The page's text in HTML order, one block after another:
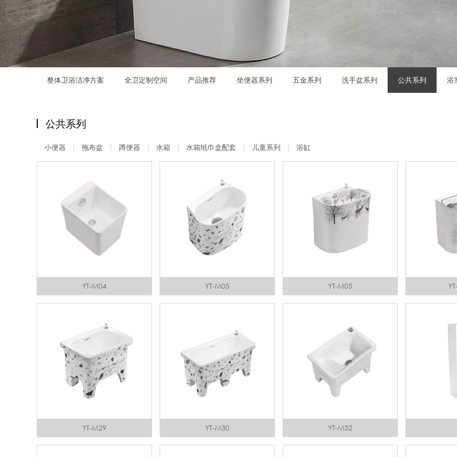
整体卫浴洁净方案 全卫定制空间 产品推荐 坐便器系列 五金系列 洗手盆系列 公共系列 浴
公共系列
小便器 拖布盆 蹲便器 水箱 水箱纸巾盒配套 儿童系列 浴缸
YT-M04 YT-M05 YT-M05
YT-M29 YT-M30 YT-M32